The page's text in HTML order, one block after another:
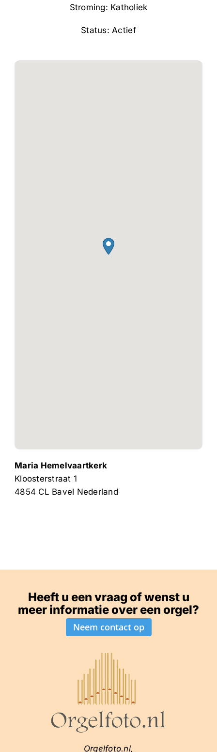
Stroming: Katholiek
Status: Actief
Maria Hemelvaartkerk
Kloosterstraat 1
4854 CL Bavel Nederland
Heeft u een vraag of wenst u
meer informatie over een orgel?
Neem contact op
Orgelfoto.nl,